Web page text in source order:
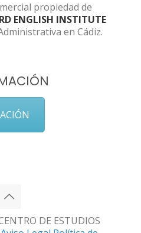
propiedad de
ENGLISH INSTITUTE
en Cádiz.
DE ESTUDIOS